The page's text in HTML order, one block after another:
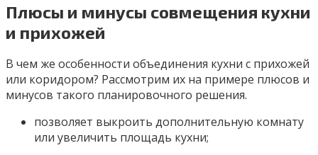
Плюсы и минусы совмещения кухни
и прихожей
В чем же особенности объединения кухни с прихожей
или коридором? Рассмотрим их на примере плюсов и
минусов такого планировочного решения.
позволяет выкроить дополнительную комнату
или увеличить площадь кухни;